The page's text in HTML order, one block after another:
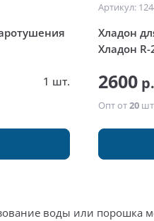
1 шт.
Артикул:
Хладон
Хладон R-
2600
Опт от20
воды или порошка